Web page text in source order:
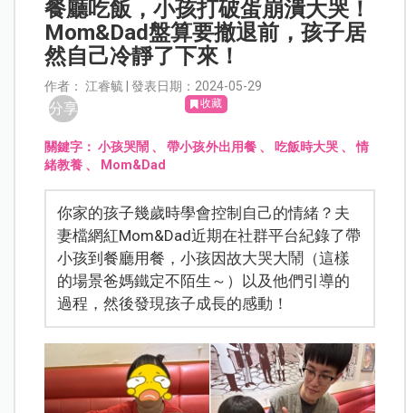
餐廳吃飯，小孩打破蛋崩潰大哭！
Mom&Dad盤算要撤退前，孩子居
然自己冷靜了下來！
作者： 江睿毓 | 發表日期：2024-05-29
分享 收藏
關鍵字：小孩哭鬧 、帶小孩外出用餐、 吃飯時大哭、情
緒教養 、 Mom&Dad
你家的孩子幾歲時學會控制自己的情緒？夫
妻檔網紅Mom&Dad近期在社群平台紀錄了帶
小孩到餐廳用餐，小孩因故大哭大鬧（這樣
的場景爸媽鐵定不陌生～）以及他們引導的
過程，然後發現孩子成長的感動！